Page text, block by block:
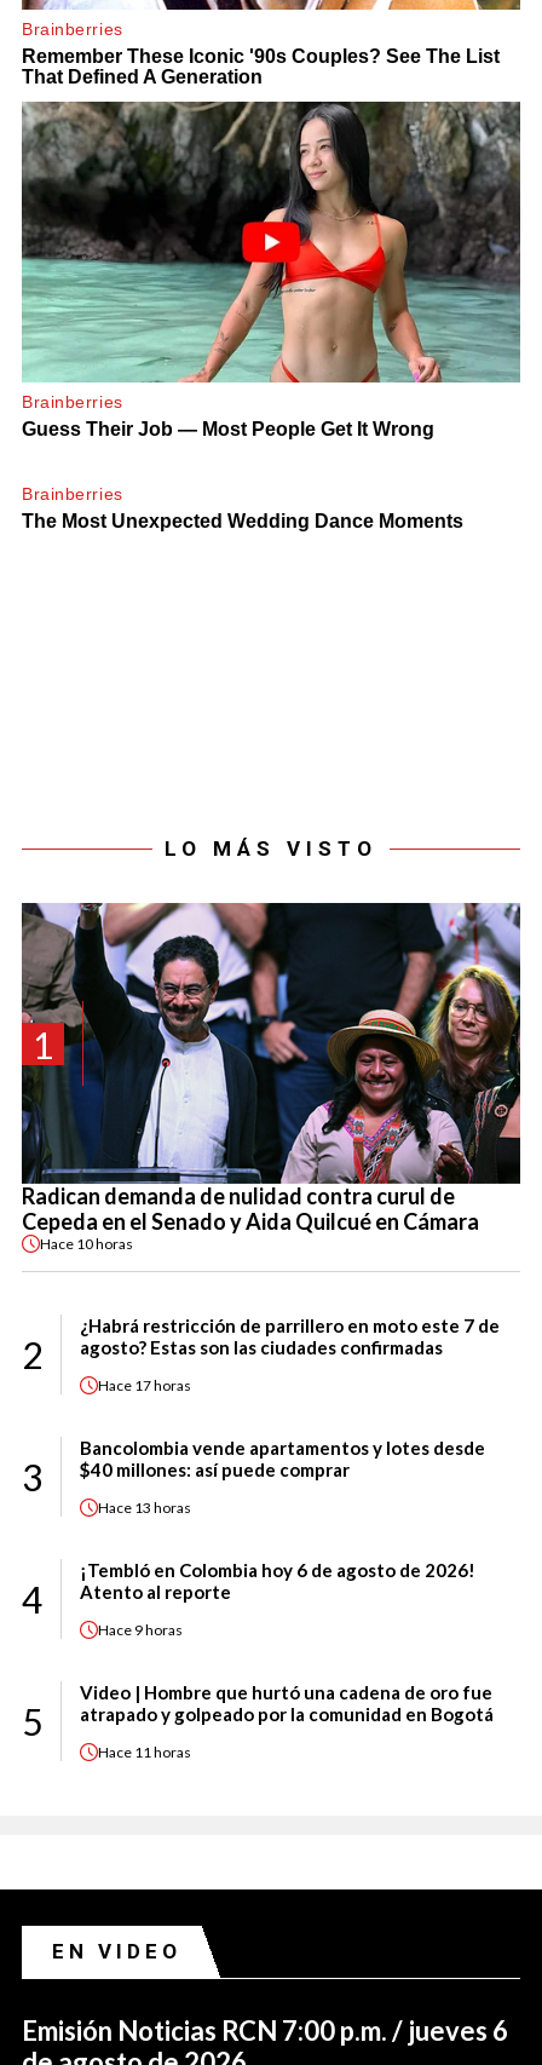
LO MÁS VISTO
1
Radican demanda de nulidad contra curul de
Cepeda en el Senado y Aida Quilcué en Cámara
Hace 10 horas
2
¿Habrá restricción de parrillero en moto este 7 de
agosto? Estas son las ciudades confirmadas
Hace 17 horas
3
Bancolombia vende apartamentos y lotes desde
$40 millones: así puede comprar
Hace 13 horas
4
¡Tembló en Colombia hoy 6 de agosto de 2026!
Atento al reporte
Hace 9 horas
5
Video | Hombre que hurtó una cadena de oro fue
atrapado y golpeado por la comunidad en Bogotá
Hace 11 horas
EN VIDEO
Emisión Noticias RCN 7:00 p.m. / jueves 6